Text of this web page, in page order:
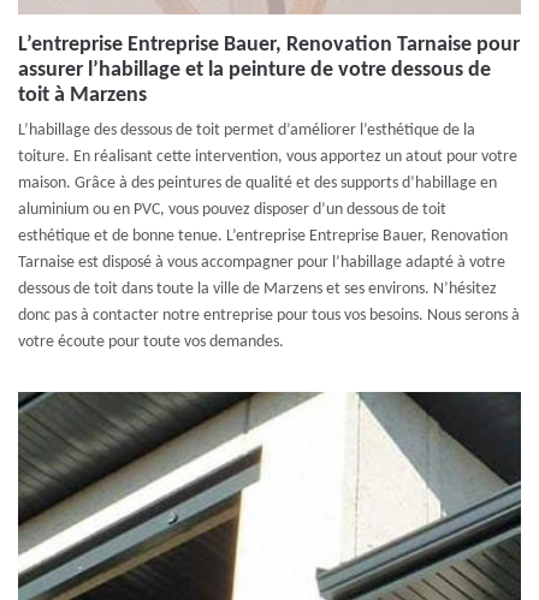
L’entreprise Entreprise Bauer, Renovation Tarnaise pour
assurer l’habillage et la peinture de votre dessous de
toit à Marzens
L’habillage des dessous de toit permet d’améliorer l’esthétique de la
toiture. En réalisant cette intervention, vous apportez un atout pour votre
maison. Grâce à des peintures de qualité et des supports d’habillage en
aluminium ou en PVC, vous pouvez disposer d’un dessous de toit
esthétique et de bonne tenue. L’entreprise Entreprise Bauer, Renovation
Tarnaise est disposé à vous accompagner pour l’habillage adapté à votre
dessous de toit dans toute la ville de Marzens et ses environs. N’hésitez
donc pas à contacter notre entreprise pour tous vos besoins. Nous serons à
votre écoute pour toute vos demandes.